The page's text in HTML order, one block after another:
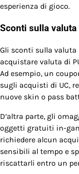
esperienza di gioco.
Sconti sulla
Gli sconti sulla
acquistare valuta di
Ad esempio, un
sugli acquisti di UC,
nuove skin o pass
D’altra parte, gli
oggetti gratuiti in-
richiedere alcun
sensibili al tempo e
riscattarli entro un